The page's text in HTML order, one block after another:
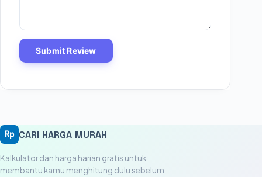
Submit Review
Rp CARI HARGA MURAH
Kalkulator dan harga harian gratis untuk
membantu kamu menghitung dulu sebelum